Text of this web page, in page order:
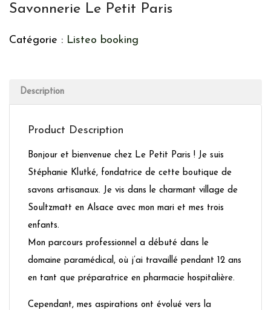
Savonnerie Le Petit Paris
Catégorie : Listeo booking
Description
Product Description
Bonjour et bienvenue chez Le Petit Paris ! Je suis
Stéphanie Klutké, fondatrice de cette boutique de
savons artisanaux. Je vis dans le charmant village de
Soultzmatt en Alsace avec mon mari et mes trois
enfants.
Mon parcours professionnel a débuté dans le
domaine paramédical, où j’ai travaillé pendant 12 ans
en tant que préparatrice en pharmacie hospitalière.
Cependant, mes aspirations ont évolué vers la